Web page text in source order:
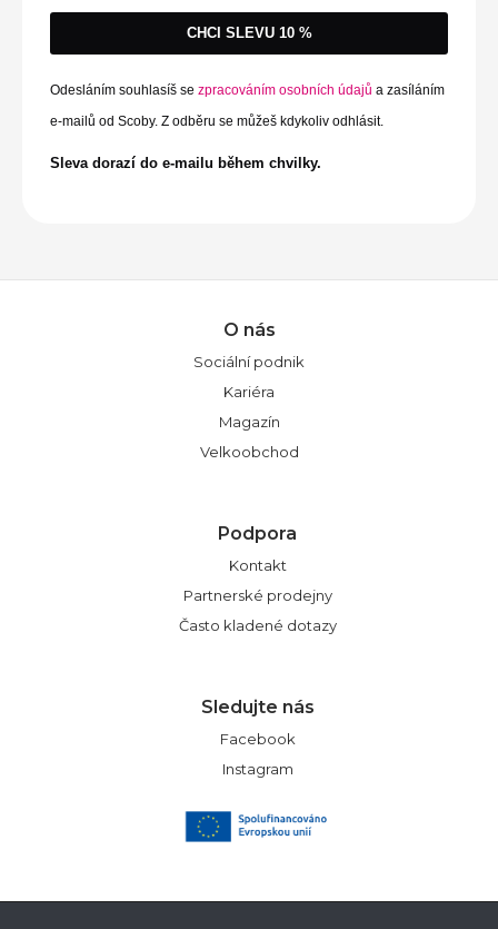
CHCI SLEVU 10 %
Odesláním souhlasíš se zpracováním osobních údajů a zasíláním
e-mailů od Scoby. Z odběru se můžeš kdykoliv odhlásit.
Sleva dorazí do e-mailu během chvilky.
O nás
Sociální podnik
Kariéra
Magazín
Velkoobchod
Podpora
Kontakt
Partnerské prodejny
Často kladené dotazy
Sledujte nás
Facebook
Instagram